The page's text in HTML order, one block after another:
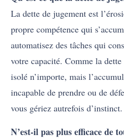
La dette de jugement est
propre compétence qui
automatisez des tâches qui
votre capacité. Comme la
isolé n’importe, mais
incapable de prendre ou de
vous gériez autrefois d’instinct.
N’est-il pas plus efficace de